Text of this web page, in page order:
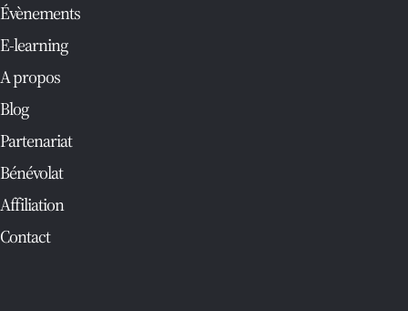
Évènements
E-learning
A propos
Blog
Partenariat
Bénévolat
Affiliation
Contact